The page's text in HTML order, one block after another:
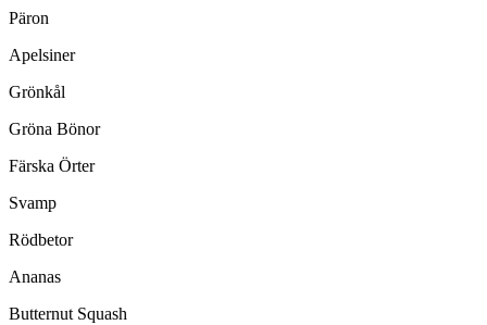
Päron
Apelsiner
Grönkål
Gröna Bönor
Färska Örter
Svamp
Rödbetor
Ananas
Butternut Squash